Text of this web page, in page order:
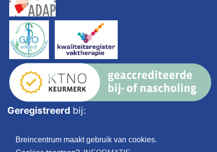
Breincentrum maakt gebruik van cookies.
Geregistreerd bij: